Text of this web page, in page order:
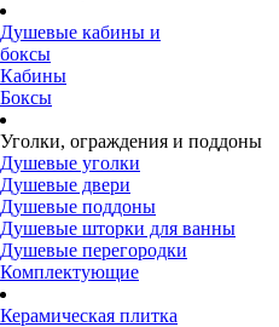
Душевые кабины и
боксы
Кабины
Боксы
Уголки, ограждения и поддоны
Душевые уголки
Душевые двери
Душевые поддоны
Душевые шторки для ванны
Душевые перегородки
Комплектующие
Керамическая плитка